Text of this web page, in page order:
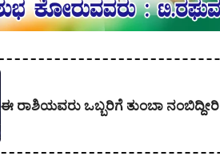
ಈ ರಾಶಿಯವರು ಒಬ್ಬರಿಗೆ ತುಂಬಾ ನಂಬಿದ್ದೀರಿ